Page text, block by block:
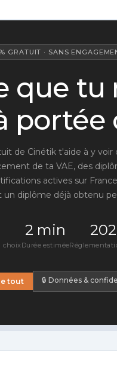
GRATUIT · SANS
que tu
portée
de Cinétik t'aide à y voir
de ta VAE, des
actives sur
un diplôme déjà obtenu
choix
2 min
Durée estimée
tout 🔒 Données &